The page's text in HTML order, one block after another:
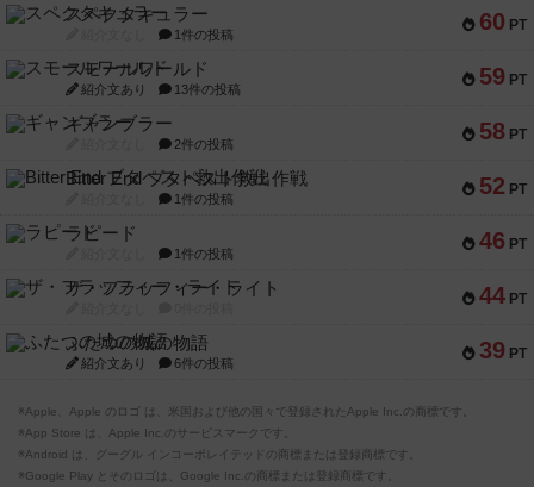
60 PT
スペクタキュラー
1件の投稿
59 PT
スモールワールド
紹介文あり 13件の投稿
58 PT
ギャンブラー
2件の投稿
52 PT
Bitter End ブタペスト救出作戦
1件の投稿
46 PT
ラピード
1件の投稿
44 PT
ザ・フラッフィー・ライト
39 PT
ふたつの城の物語
紹介文あり 6件の投稿
※Apple、Apple のロゴ は、米国および他の国々で登録されたApple Inc.の商標です。
※App Store は、Apple Inc.のサービスマークです。
※Android は、グーグル インコーポレイテッドの商標または登録商標です。
※Google Play とそのロゴは、Google Inc.の商標または登録商標です。